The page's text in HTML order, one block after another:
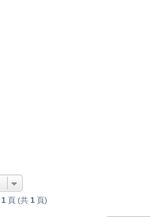
1 頁 (共 1 頁)